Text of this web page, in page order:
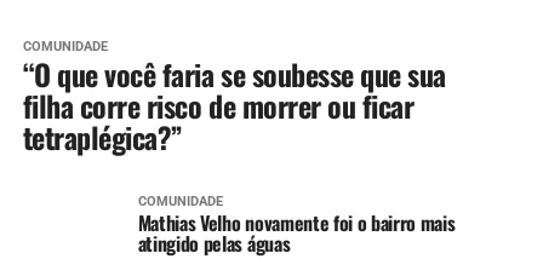
COMUNIDADE
“O que você faria se soubesse que sua
filha corre risco de morrer ou ficar
tetraplégica?”
COMUNIDADE
Mathias Velho novamente foi o bairro mais
atingido pelas águas